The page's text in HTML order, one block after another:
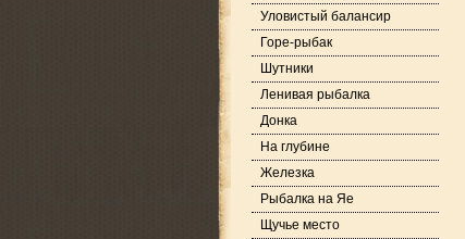
Уловистый балансир
Горе-рыбак
Шутники
Ленивая рыбалка
Донка
На глубине
Железка
Рыбалка на Яе
Щучье место